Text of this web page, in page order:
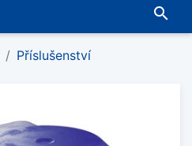
search
Příslušenství